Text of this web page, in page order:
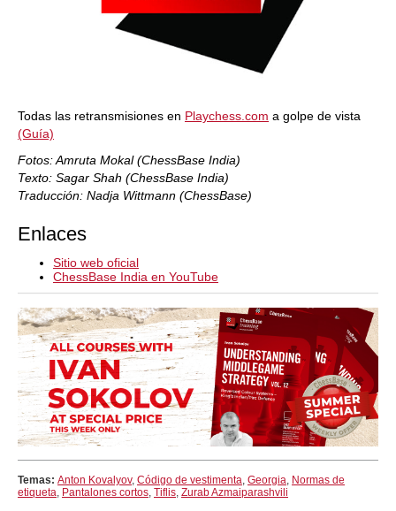
Todas las retransmisiones en Playchess.com a golpe de vista
(Guía)
Fotos: Amruta Mokal (ChessBase India)
Texto: Sagar Shah (ChessBase India)
Traducción: Nadja Wittmann (ChessBase)
Enlaces
Sitio web oficial
ChessBase India en YouTube
Temas: Anton Kovalyov, Código de vestimenta, Georgia, Normas de
etiqueta, Pantalones cortos, Tiflis, Zurab Azmaiparashvili